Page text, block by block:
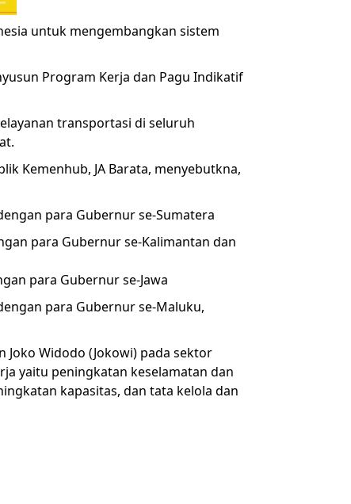
untuk mengembangkan sistem
Program Kerja dan Pagu Indikatif
transportasi di seluruh
Kemenhub, JA Barata, menyebutkna,
para Gubernur se-Sumatera
para Gubernur se-Kalimantan dan
para Gubernur se-Jawa
para Gubernur se-Maluku,
Joko Widodo (Jokowi) pada sektor
yaitu peningkatan keselamatan dan
kapasitas, dan tata kelola dan